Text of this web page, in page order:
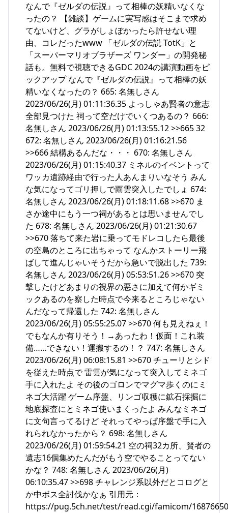
なんで『ゼルダの伝説』って相棒の妖精いなくな
ったの？ 【雑談】ゲームに実写感はそこまで求め
てないけど、グラがしょぼかったら許せない理
由、コレだったwww 「ゼルダの伝説 TotK」と
「スーパーマリオブラザーズ ワンダー」の開発秘
話も。無料で視聴できるGDC 2024の講演動画をピ
ックアップ なんで『ゼルダの伝説』って相棒の妖
精いなくなったの？ 665: 名無しさん
2023/06/26(月) 01:11:36.35 よっしゃあ賢者の意志
全部見つけた 祠って空だけでいくつあるの？ 666:
名無しさん 2023/06/26(月) 01:13:55.12 >>665 32
672: 名無しさん 2023/06/26(月) 01:16:21.56
>>666 結構あるんだな・・・ 670: 名無しさん
2023/06/26(月) 01:15:40.37 ミネルのイベントって
ワッカ遺跡経由で行った人あんまりいなそう みん
な気になってゴリ押しで雨雲突入したでしょ 674:
名無しさん 2023/06/26(月) 01:18:11.68 >>670 ま
さか途中にもう一つ祠があるとは思いませんでし
た 678: 名無しさん 2023/06/26(月) 01:21:30.67
>>670 落ちて来た岩に乗ってモドレコしたら最後
の空島のところに出ちゃって なんかストーリー飛
ばして進んじゃいそうだから急いで脱出した 739:
名無しさん 2023/06/26(月) 05:53:51.26 >>670 突
撃したけどあまりの視界の悪さに加えて何かギミ
ックあるのを察した時点で今来るところじゃない
んだなって帰還した 742: 名無しさん
2023/06/26(月) 05:55:25.07 >>670 何も見えねぇ！
でもなんか有りそう！→あったわ！仮面！これ装
備……できない！運搬するの！？ 747: 名無しさん
2023/06/26(月) 06:08:15.81 >>670 チューリとシド
を従えた時点で 雷雲が気になって突入してミネゴ
手に入れたよ その後のゴロンでマグマ歩くのにミ
ネゴ大活躍 ゲーム序盤、リンゴ収穫に鉱石採掘に
地底探査にとミネゴ使いまくったよ みんなミネゴ
に文句言ってるけど それってやっぱ序盤で手に入
れられなかったから？ 698: 名無しさん
2023/06/26(月) 01:59:54.21 空の祠32カ所、賢者の
遺志16個集めたんだがもう空でやることってない
かな？ 748: 名無しさん 2023/06/26(月)
06:10:35.47 >>698 チャレンジ系以外だとコログと
か中ボス全討伐かなぁ 引用元：
https://pug.5ch.net/test/read.cgi/famicom/